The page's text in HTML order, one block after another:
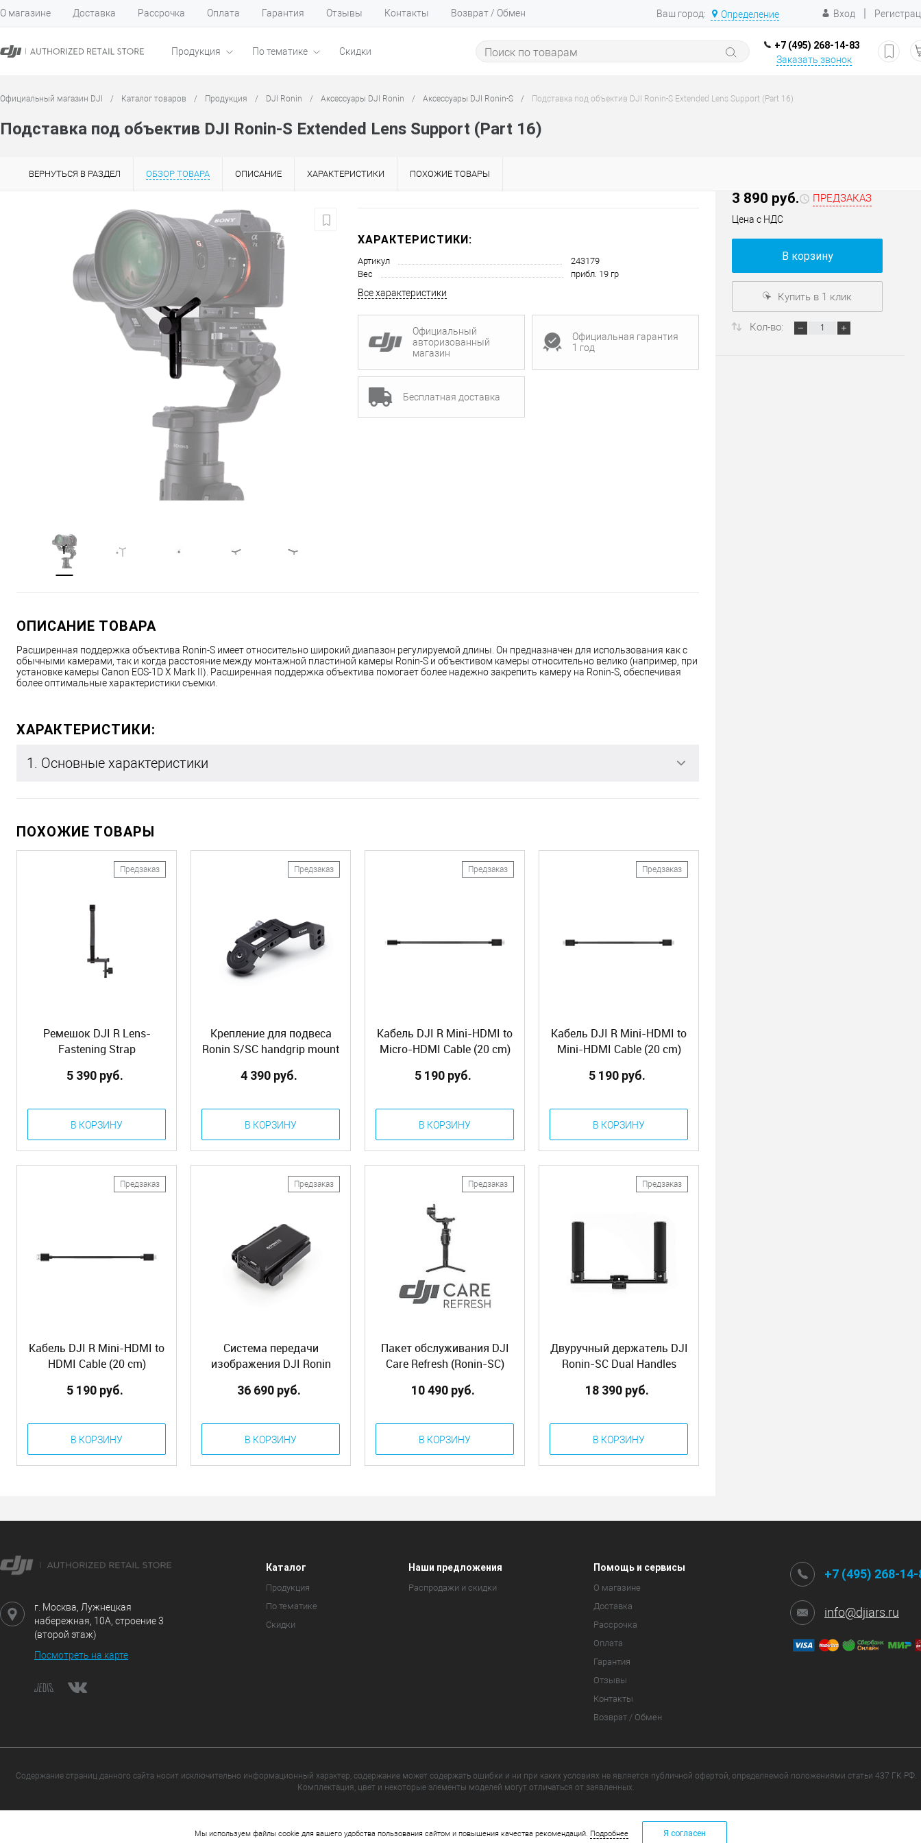
О магазине Доставка Рассрочка Оплата Гарантия Отзывы Контакты Возврат / Обмен Ваш город: Определение Вход |
Продукция По тематике Скидки
+7 (495) 268-14-83
Заказать звонок
Официальный магазин DJI / Каталог товаров / Продукция / DJI Ronin / Аксессуары DJI Ronin / Аксессуары DJI Ronin-S / Подставка под объектив DJI Ronin-S Extended Lens Support (Part 16)
Подставка под объектив DJI Ronin-S Extended Lens Support (Part 16)
ВЕРНУТЬСЯ В РАЗДЕЛ ОБЗОР ТОВАРА ОПИСАНИЕ ХАРАКТЕРИСТИКИ ПОХОЖИЕ ТОВАРЫ
ХАРАКТЕРИСТИКИ:
Артикул
243179
Вес
прибл. 19 гр
Все характеристики
Официальный
авторизованный
магазин
Официальная гарантия
1 год
Бесплатная доставка
ОПИСАНИЕ ТОВАРА
Расширенная поддержка объектива Ronin-S имеет относительно широкий диапазон регулируемой длины. Он предназначен для использования как с
обычными камерами, так и когда расстояние между монтажной пластиной камеры Ronin-S и объективом камеры относительно велико (например, при
установке камеры Canon EOS-1D X Mark II). Расширенная поддержка объектива помогает более надежно закрепить камеру на Ronin-S, обеспечивая
более оптимальные характеристики съемки.
ХАРАКТЕРИСТИКИ:
1. Основные характеристики
ПОХОЖИЕ ТОВАРЫ
Предзаказ
Ремешок DJI R Lens-
Fastening Strap
5 390 руб.
В КОРЗИНУ
Предзаказ
Крепление для подвеса
Ronin S/SC handgrip mount
4 390 руб.
В КОРЗИНУ
Предзаказ
Кабель DJI R Mini-HDMI to
Micro-HDMI Cable (20 cm)
5 190 руб.
В КОРЗИНУ
Предзаказ
Кабель DJI R Mini-HDMI to
Mini-HDMI Cable (20 cm)
5 190 руб.
В КОРЗИНУ
Предзаказ
Кабель DJI R Mini-HDMI to
HDMI Cable (20 cm)
5 190 руб.
В КОРЗИНУ
Предзаказ
Система передачи
изображения DJI Ronin
(RS/RSC/RS2/RSC2)
36 690 руб.
В КОРЗИНУ
Предзаказ
Пакет обслуживания DJI
Care Refresh (Ronin-SC)
10 490 руб.
В КОРЗИНУ
Предзаказ
Двуручный держатель DJI
Ronin-SC Dual Handles
18 390 руб.
В КОРЗИНУ
3 890 руб. ПРЕДЗАКАЗ
Цена с НДС
В корзину
Купить в 1 клик
Кол-во:
г. Москва, Лужнецкая
набережная, 10А, строение 3
(второй этаж)
Посмотреть на карте
Каталог
Продукция
По тематике
Скидки
Наши предложения
Распродажи и скидки
Помощь и сервисы
О магазине
Доставка
Рассрочка
Оплата
Гарантия
Отзывы
Контакты
Возврат / Обмен
+7 (495) 268-14-
info@djiars.ru
Содержание страниц данного сайта носит исключительно информационный характер, содержание может содержать ошибки и ни при каких условиях не является публичной офертой, определяемой положениями статьи 437 ГК РФ.
Комплектация, цвет и некоторые элементы моделей могут отличаться от заявленных.
Copyright 2026 © djiars.ru - авторизованный магазин DJI. Все права защищены.
+7 (495) 268-14-83
Мы используем файлы cookie для вашего удобства пользования сайтом и повышения качества рекомендаций. Подробнее Я согласен